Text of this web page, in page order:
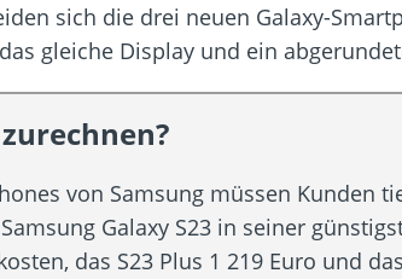
sich die drei neuen Galaxy-
gleiche Display und ein
von Samsung müssen Kunden
Galaxy S23 in seiner
das S23 Plus 1 219 Euro und